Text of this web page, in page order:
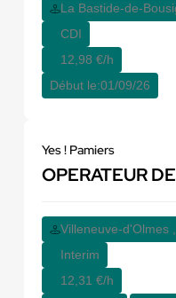
La Bastide-de-
CDI
12,98 €/h
Début le:01/09/26
Yes ! Pamiers
OPERATEUR
Villeneuve-d'Olmes
Interim
12,31 €/h